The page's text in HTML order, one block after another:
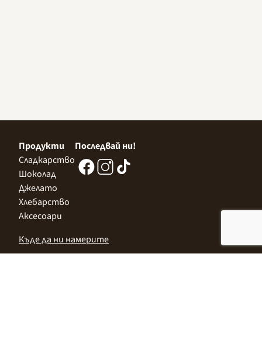
Продукти
Сладкарство
Шоколад
Джелато
Хлебарство
Аксесоари
Последвай ни!
Къде да ни намерите